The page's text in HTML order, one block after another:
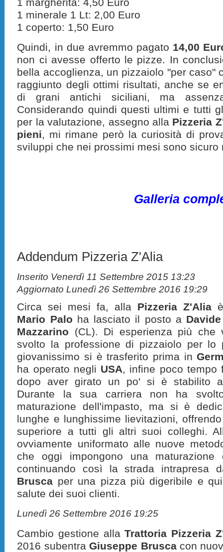
1 minerale 1 Lt: 2,00 Euro
1 coperto: 1,50 Euro
Quindi, in due avremmo pagato 14,00
non ci avesse offerto le pizze. In
bella accoglienza, un pizzaiolo "per caso"
raggiunto degli ottimi risultati, anche se
di grani antichi siciliani, ma
Considerando quindi questi ultimi e tutti
per la valutazione, assegno alla Pizzeria
pieni, mi rimane però la curiosità di
sviluppi che nei prossimi mesi sono sicuro
Galleria
Addendum Pizzeria Z'Alia
Inserito Venerdì 11 Settembre 2015 13:23
Aggiornato Lunedì 26 Settembre 2016 19:29
Circa sei mesi fa, alla Pizzeria Z'Aliaè
Mario Palo ha lasciato il posto a
Mazzarino (CL). Di esperienza più che
svolto la professione di pizzaiolo per lo
giovanissimo si è trasferito prima in
ha operato negli USA, infine poco
dopo aver girato un po' si è stabilito
Durante la sua carriera non ha
maturazione dell'impasto, ma si è
lunghe e lunghissime lievitazioni,
superiore a tutti gli altri suoi colleghi.
ovviamente uniformato alle nuove
che oggi impongono una
continuando così la strada intrapresa
Brusca per una pizza più digeribile e
salute dei suoi clienti.
Lunedì 26 Settembre 2016 19:25
Cambio gestione allaTrattoria Pizzeria
2016 subentra Giuseppe Bruscacon